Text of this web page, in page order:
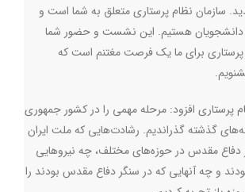
سازمان نظام پرستاری متعلق به شما است و
دانشجویان هستیم. این نشست و حضور شما
پرستاری برای ما یک فرصت مغتنم است که
پرستاری افزود: مرحله مهمی را در کشور جمهوری
گذشته گذراندیم. رشادت‌هایی که ملت ایران
دفاع مقدس در حوزه‌های مختلف، چه نیروهایی
و چه آنهایی که در سنگر دفاع مقدس بودند را